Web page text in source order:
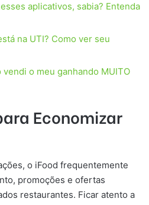
aplicativos, sabia? Entenda
na UTI? Como ver seu
vendi o meu ganhando MUITO
Economizar
o iFood frequentemente
promoções e ofertas
restaurantes. Ficar atento a